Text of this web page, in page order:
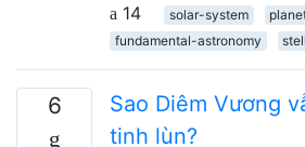
14
solar-system
fundamental-astronomy
6
Sao Diêm Vương
tinh lùn?